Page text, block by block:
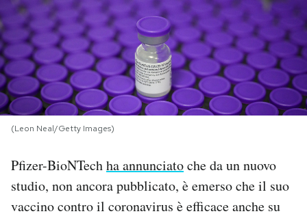
PODCAST
NEWSLETTER
SHOP
(Leon Neal/Getty Images)
Pfizer-BioNTechha annunciatoche da un nuovo
studio, non ancora pubblicato, è emerso che il suo
vaccino contro il coronavirus è efficace anche su